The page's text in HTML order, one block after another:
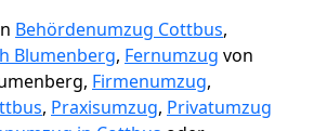
Behördenumzug Cottbus,
Blumenberg, Fernumzug von
Firmenumzug,
, Praxisumzug, Privatumzug